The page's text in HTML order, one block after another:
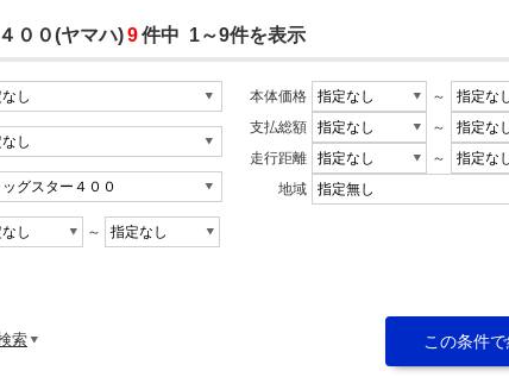
００(ヤマハ)9件中 1～9件を表示
～
本体価格
～
支払総額
～
走行距離
～
地域
索